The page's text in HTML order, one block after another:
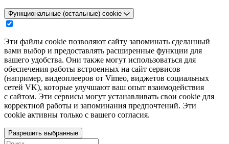
Функциональные (остальные) cookie
Эти файлы cookie позволяют сайту запоминать сделанный
вами выбор и предоставлять расширенные функции для
вашего удобства. Они также могут использоваться для
обеспечения работы встроенных на сайт сервисов
(например, видеоплееров от Vimeo, виджетов социальных
сетей VK), которые улучшают ваш опыт взаимодействия
с сайтом. Эти сервисы могут устанавливать свои cookie для
корректной работы и запоминания предпочтений. Эти
cookie активны только с вашего согласия.
Разрешить выбранные